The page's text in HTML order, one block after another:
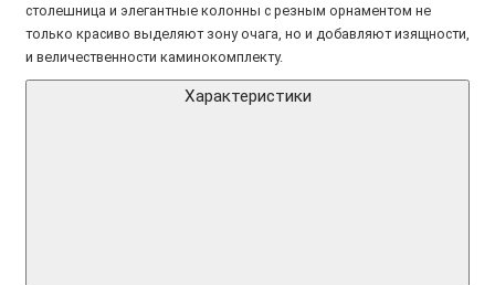
столешница и элегантные колонны с резным орнаментом не
только красиво выделяют зону очага, но и добавляют изящности,
и величественности каминокомплекту.
Характеристики